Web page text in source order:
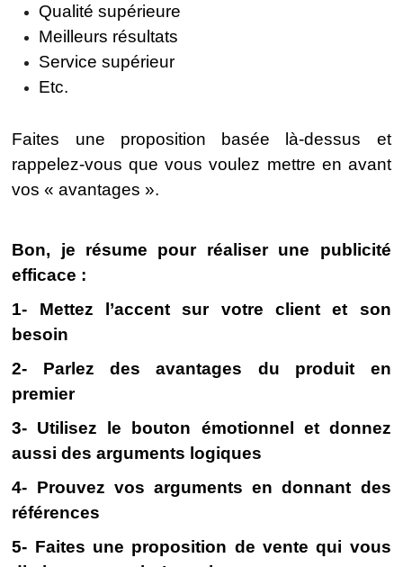
Qualité supérieure
Meilleurs résultats
Service supérieur
Etc.
Faites une proposition basée là-dessus et
rappelez-vous que vous voulez mettre en avant
vos « avantages ».
Bon, je résume pour réaliser une publicité
efficace :
1- Mettez l’accent sur votre client et son
besoin
2- Parlez des avantages du produit en
premier
3- Utilisez le bouton émotionnel et donnez
aussi des arguments logiques
4- Prouvez vos arguments en donnant des
références
5- Faites une proposition de vente qui vous